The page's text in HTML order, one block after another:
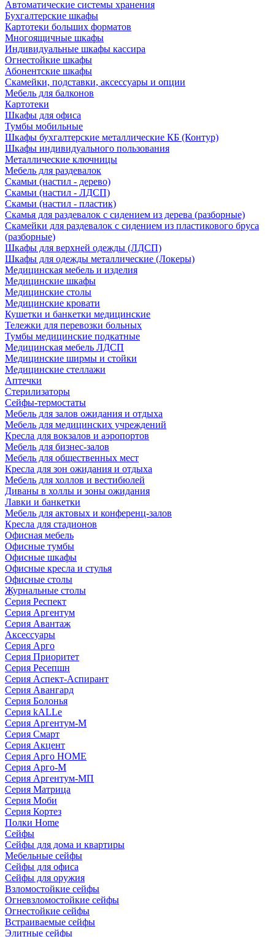
Автоматические системы хранения
Бухгалтерские шкафы
Картотеки больших форматов
Многоящичные шкафы
Индивидуальные шкафы кассира
Огнестойкие шкафы
Абонентские шкафы
Скамейки, подставки, аксессуары и опции
Мебель для балконов
Картотеки
Шкафы для офиса
Тумбы мобильные
Шкафы бухгалтерские металлические КБ (Контур)
Шкафы индивидуального пользования
Металлические ключницы
Мебель для раздевалок
Скамьи (настил - дерево)
Скамьи (настил - ЛДСП)
Скамьи (настил - пластик)
Скамья для раздевалок с сидением из дерева (разборные)
Скамейки для раздевалок с сидением из пластикового бруса
(разборные)
Шкафы для верхней одежды (ЛДСП)
Шкафы для одежды металлические (Локеры)
Медицинская мебель и изделия
Медицинские шкафы
Медицинские столы
Медицинские кровати
Кушетки и банкетки медицинские
Тележки для перевозки больных
Тумбы медицинские подкатные
Медицинская мебель ЛДСП
Медицинские ширмы и стойки
Медицинские стеллажи
Аптечки
Стерилизаторы
Сейфы-термостаты
Мебель для залов ожидания и отдыха
Мебель для медицинских учреждений
Кресла для вокзалов и аэропортов
Мебель для бизнес-залов
Мебель для общественных мест
Кресла для зон ожидания и отдыха
Мебель для холлов и вестибюлей
Диваны в холлы и зоны ожидания
Лавки и банкетки
Мебель для актовых и конференц-залов
Кресла для стадионов
Офисная мебель
Офисные тумбы
Офисные шкафы
Офисные кресла и стулья
Офисные столы
Журнальные столы
Серия Респект
Серия Аргентум
Серия Авантаж
Аксессуары
Серия Арго
Серия Приоритет
Серия Ресепшн
Серия Аспект-Аспирант
Серия Авангард
Серия Болонья
Серия kALLe
Серия Аргентум-М
Серия Смарт
Серия Акцент
Серия Арго HOME
Серия Арго-М
Серия Аргентум-МП
Серия Матрица
Серия Моби
Серия Кортез
Полки Home
Сейфы
Сейфы для дома и квартиры
Мебельные сейфы
Сейфы для офиса
Сейфы для оружия
Взломостойкие сейфы
Огневзломостойкие сейфы
Огнестойкие сейфы
Встраиваемые сейфы
Элитные сейфы